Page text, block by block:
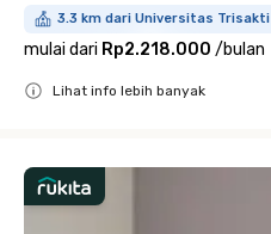
3.3 km dari Universitas Trisakti
mulai dari Rp2.218.000 /bulan
Lihat info lebih banyak